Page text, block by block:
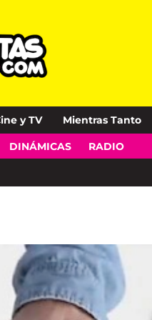
y TV Mientras Tanto
DINÁMICAS RADIO